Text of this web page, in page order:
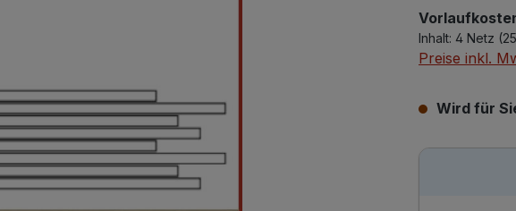
Inhalt: 4 Netz
Preise inkl.
Wird für